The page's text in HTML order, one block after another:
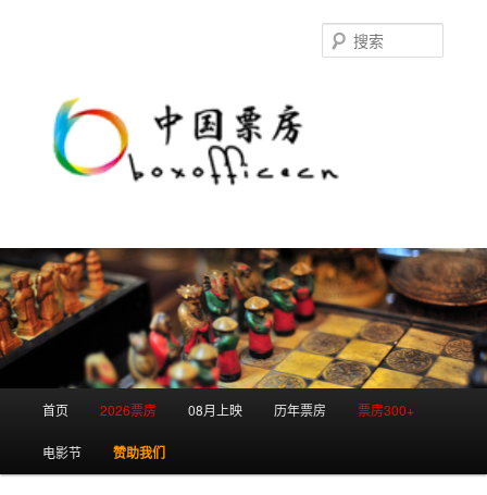
首页 2026票房 08月上映 历年票房 票房300+
电影节 赞助我们